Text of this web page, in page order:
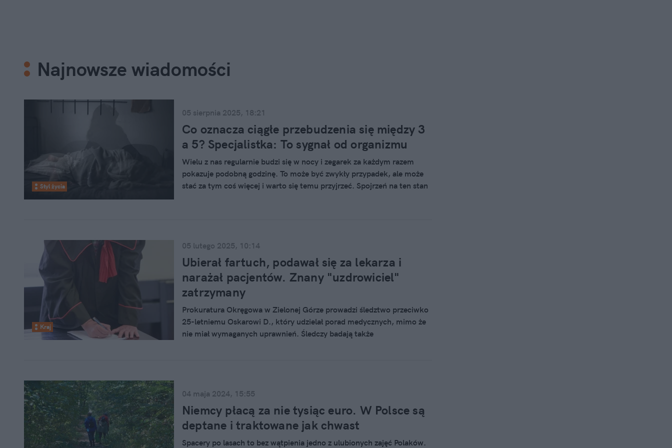
Najnowsze wiadomości
Styl życia
05 sierpnia 2025, 18:21
Co oznacza ciągłe przebudzenia się między 3
a 5? Specjalistka: To sygnał od organizmu
Wielu z nas regularnie budzi się w nocy i zegarek za każdym razem
pokazuje podobną godzinę. To może być zwykły przypadek, ale może
stać za tym coś więcej i warto się temu przyjrzeć. Spojrzeń na ten stan
Kraj
05 lutego 2025, 10:14
Ubierał fartuch, podawał się za lekarza i
narażał pacjentów. Znany "uzdrowiciel"
zatrzymany
Prokuratura Okręgowa w Zielonej Górze prowadzi śledztwo przeciwko
25-letniemu Oskarowi D., który udzielał porad medycznych, mimo że
nie miał wymaganych uprawnień. Śledczy badają także
04 maja 2024, 15:55
Niemcy płacą za nie tysiąc euro. W Polsce są
deptane i traktowane jak chwast
Spacery po lasach to bez wątpienia jedno z ulubionych zajęć Polaków.